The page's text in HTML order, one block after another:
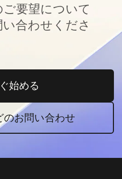
要望について
合わせくださ
始める
新しいタブで開く
のお問い合わせ